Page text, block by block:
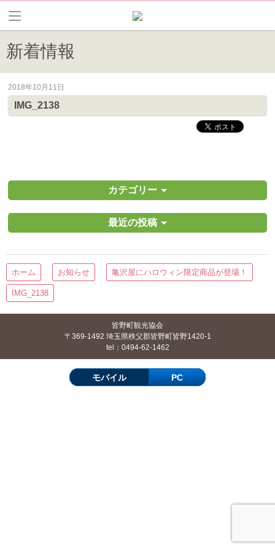
新着情報
皆野町のイベントやお祭り、花情報等の最新情報や観光協会会員情報
2018年10月11日
IMG_2138
カテゴリー
最近の投稿
ホーム お知らせ 亀沢屋にハロウィン限定商品が登場！
IMG_2138
皆野町観光協会
〒369-1492 埼玉県秩父郡皆野町皆野1420-1
tel：0494-62-1462
モバイル PC